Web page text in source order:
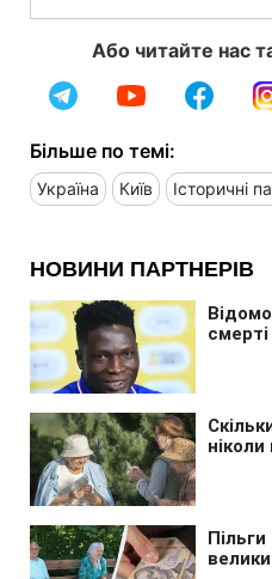
Або читайте нас
Більше по темі:
Україна Київ Історичні